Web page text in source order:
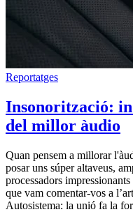
Reportatges
Insonorització:
del millor àudio
Quan pensem a millorar
posar uns súper altaveus,
processadors
que vam comentar-vos a
Autosistema: la unió fa la